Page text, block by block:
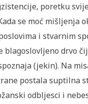
poretku
se moć mišljenja
i stvarnim
blagoslovljeno drvo
(jekin). Na
postala suptilna
odbljesci i